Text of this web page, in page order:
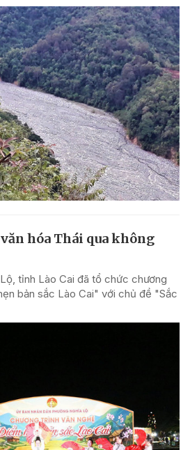
hóa Thái qua không
tỉnh Lào Cai đã tổ chức chương
bản sắc Lào Cai" với chủ đề "Sắc